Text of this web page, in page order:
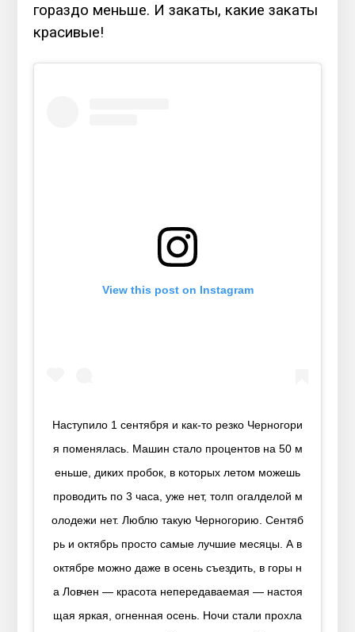
гораздо меньше. И закаты, какие закаты
красивые!
View this post on Instagram
Наступило 1 сентября и как-то резко Черногори
я поменялась. Машин стало процентов на 50 м
еньше, диких пробок, в которых летом можешь
проводить по 3 часа, уже нет, толп огалделой м
олодежи нет. Люблю такую Черногорию. Сентяб
рь и октябрь просто самые лучшие месяцы. А в
октябре можно даже в осень съездить, в горы н
а Ловчен — красота непередаваемая — настоя
щая яркая, огненная осень. Ночи стали прохла